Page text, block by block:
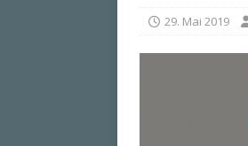
29. Mai 2019